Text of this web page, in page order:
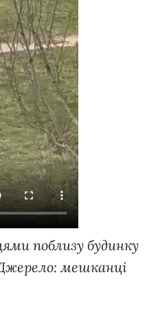
поблизу будинку
мешканці